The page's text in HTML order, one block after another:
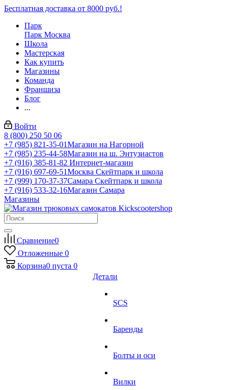
Бесплатная доставка от 8000 руб.!
Парк
Парк Москва
Школа
Мастерская
Как купить
Магазины
Команда
Франшиза
Блог
...
Войти
8 (800) 250 50 06
+7 (985) 821-35-01Магазин на Нагорной
+7 (985) 235-44-58Магазин на ш. Энтузиастов
+7 (916) 385-81-82 Интернет-магазин
+7 (916) 697-69-51Москва Скейтпарк и школа
+7 (999) 170-37-37Самара Скейтпарк и школа
+7 (916) 533-32-16Магазин Самара
Магазины
Сравнение0
Отложенные 0
Корзина0 пуста 0
Детали
SCS
Баренды
Болты и оси
Вилки